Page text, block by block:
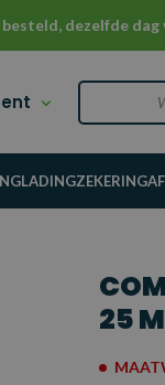
dezelfde
LADINGZEKERING
25